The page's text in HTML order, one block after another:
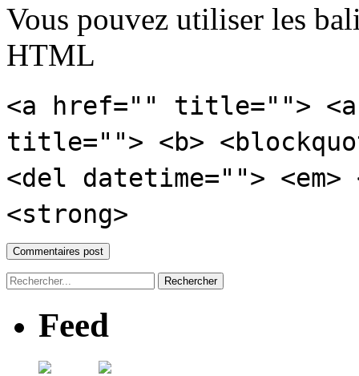
Vous pouvez utiliser les
HTML
<a href="" title="">
title=""> <b>
<del datetime="">
<strong>
Feed